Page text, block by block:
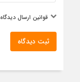
قوانین ارسال دیدگاه
ثبت دیدگاه